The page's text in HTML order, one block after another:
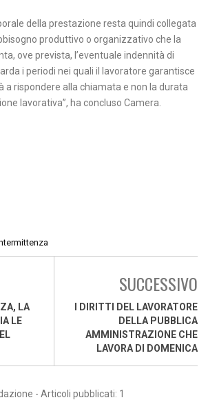
della prestazione resta quindi collegata
produttivo o organizzativo che la
ove prevista, l’eventuale indennità di
i periodi nei quali il lavoratore garantisce
a rispondere alla chiamata e non la durata
lavorativa”, ha concluso Camera.
LA
LE
SUCCESSIVO
I DIRITTI DEL LAVORATORE
DELLA PUBBLICA
AMMINISTRAZIONE CHE
LAVORA DI DOMENICA
- Articoli pubblicati: 1